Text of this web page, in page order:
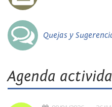
Quejas y
Agenda